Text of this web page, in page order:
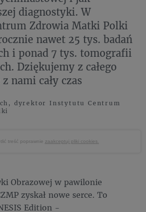
diagnostyki. W
Zdrowia Matki Polki
nawet 25 tys. badań
i ponad 7 tys. tomografii
Dziękujemy z całego
nami cały czas
dyrektor Instytutu Centrum
treść poprawnie zaakceptuj pliki cookies.
Obrazowej w pawilonie
zyskał nowe serce. To
Edition -